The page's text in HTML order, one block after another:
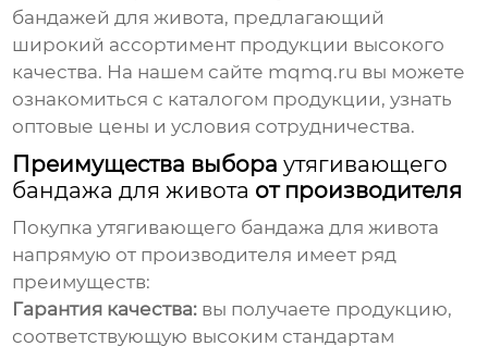
бандажей для живота, предлагающий
широкий ассортимент продукции высокого
качества. На нашем сайте mqmq.ru вы можете
ознакомиться с каталогом продукции, узнать
оптовые цены и условия сотрудничества.
Преимущества выбораутягивающего
бандажа для живота от производителя
Покупкаутягивающего бандажа для живота
напрямую от производителя имеет ряд
преимуществ:
Гарантия качества: вы получаете продукцию,
соответствующую высоким стандартам